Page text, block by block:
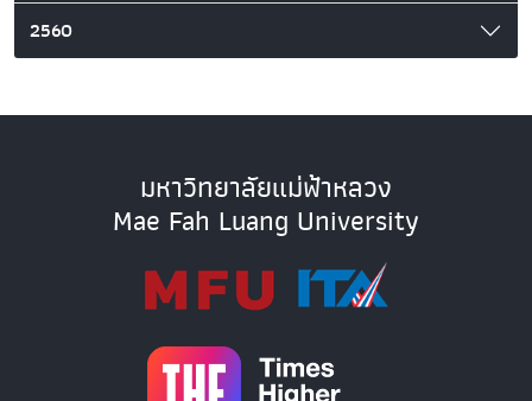
2560
มหาวิทยาลัยแม่ฟ้าหลวง
Mae Fah Luang University